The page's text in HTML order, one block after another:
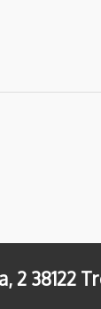
2 38122